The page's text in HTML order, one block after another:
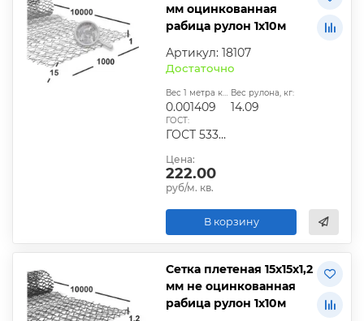
мм оцинкованная
рабица рулон 1х10м
Артикул: 18107
Достаточно
Вес 1 метра квадратного, т:
0.001409
Вес рулона, кг:
14.09
ГОСТ:
ГОСТ 5336-80 / ТУ 14-178-287-2003
Цена:
222.00
руб/м. кв.
В корзину
Сетка плетеная 15х15х1,2
мм не оцинкованная
рабица рулон 1х10м